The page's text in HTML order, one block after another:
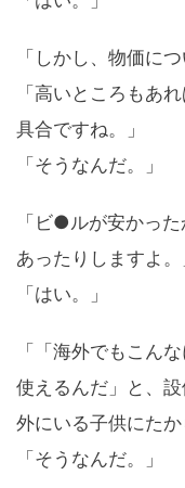
「しかし、物価に
「高いところもあ
具合ですね。」
「そうなんだ。」
「ビ●ルが安かっ
あったりしますよ。
「はい。」
「「海外でもこん
使えるんだ」と、設
外にいる子供にたか
「そうなんだ。」